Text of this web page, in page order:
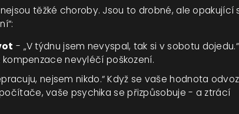
těžké choroby. Jsou to drobné, ale opakující
- „V týdnu jsem nevyspal, tak si v sobotu
nevyléčí poškození.
nejsem nikdo.“ Když se vaše hodnota
vaše psychika se přizpůsobuje - a ztrácí